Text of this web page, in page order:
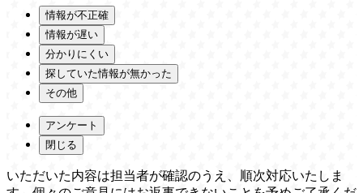
情報が不正確
情報が遅い
分かりにくい
探していた情報が無かった
その他
アンケート
閉じる
いただいた内容は担当者が確認のうえ、順次対応いたしま